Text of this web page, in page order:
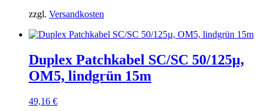
zzgl. Versandkosten
Duplex Patchkabel SC/SC 50/125µ,
OM5, lindgrün 15m
49,16 €